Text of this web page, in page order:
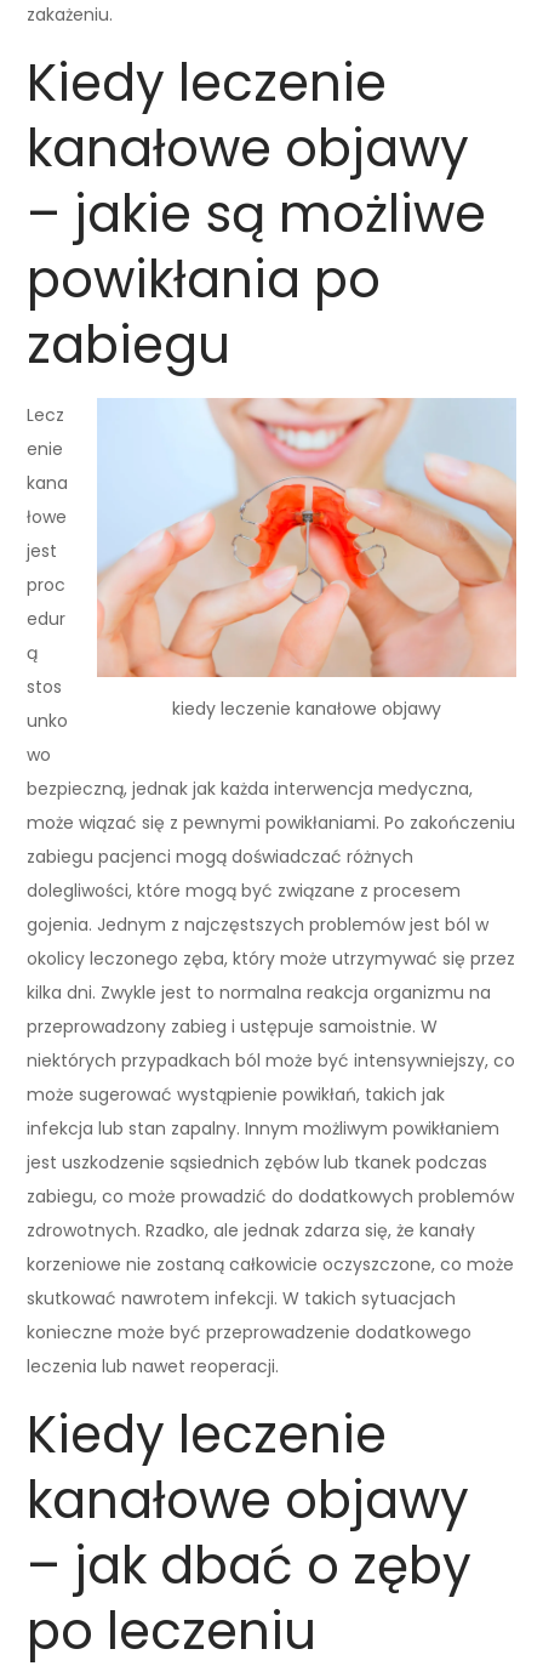
zakażeniu.
Kiedy leczenie
kanałowe objawy
– jakie są możliwe
powikłania po
zabiegu
kiedy leczenie kanałowe objawy
Lecz
enie
kana
łowe
jest
proc
edur
ą
stos
unko
wo
bezpieczną, jednak jak każda interwencja medyczna,
może wiązać się z pewnymi powikłaniami. Po zakończeniu
zabiegu pacjenci mogą doświadczać różnych
dolegliwości, które mogą być związane z procesem
gojenia. Jednym z najczęstszych problemów jest ból w
okolicy leczonego zęba, który może utrzymywać się przez
kilka dni. Zwykle jest to normalna reakcja organizmu na
przeprowadzony zabieg i ustępuje samoistnie. W
niektórych przypadkach ból może być intensywniejszy, co
może sugerować wystąpienie powikłań, takich jak
infekcja lub stan zapalny. Innym możliwym powikłaniem
jest uszkodzenie sąsiednich zębów lub tkanek podczas
zabiegu, co może prowadzić do dodatkowych problemów
zdrowotnych. Rzadko, ale jednak zdarza się, że kanały
korzeniowe nie zostaną całkowicie oczyszczone, co może
skutkować nawrotem infekcji. W takich sytuacjach
konieczne może być przeprowadzenie dodatkowego
leczenia lub nawet reoperacji.
Kiedy leczenie
kanałowe objawy
– jak dbać o zęby
po leczeniu